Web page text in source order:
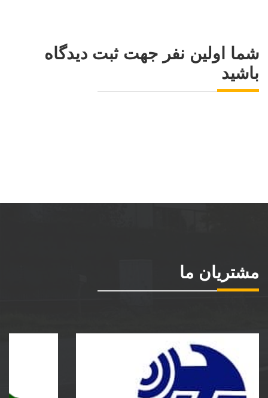
شما اولین نفر جهت ثبت دیدگاه
باشید
مشتریان ما